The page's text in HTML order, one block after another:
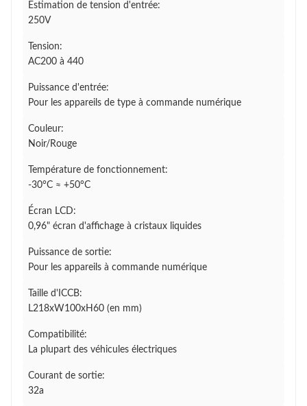
Estimation de tension d'entrée:
250V
Tension:
AC200 à 440
Puissance d'entrée:
Pour les appareils de type à commande numérique
Couleur:
Noir/Rouge
Température de fonctionnement:
-30°C ≈ +50°C
Écran LCD:
0,96" écran d'affichage à cristaux liquides
Puissance de sortie:
Pour les appareils à commande numérique
Taille d'ICCB:
L218xW100xH60 (en mm)
Compatibilité:
La plupart des véhicules électriques
Courant de sortie:
32a